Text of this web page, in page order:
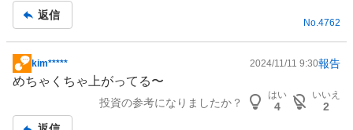
返信
No.4762
掲
示
kim***** 2024/11/11 9:30報告
めちゃくちゃ上がってる〜
投資の参考になりましたか？
はい
4
いいえ
2